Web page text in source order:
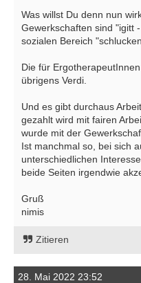
Was willst Du denn nun
Gewerkschaften sind "igitt
sozialen Bereich
Die für
übrigens Verdi.
Und es gibt durchaus
gezahlt wird mit fairen
wurde mit der
Ist manchmal so, bei sich
unterschiedlichen
beide Seiten irgendwie
Gruß
nimis
Zitieren
28. Mai 2022 23:52